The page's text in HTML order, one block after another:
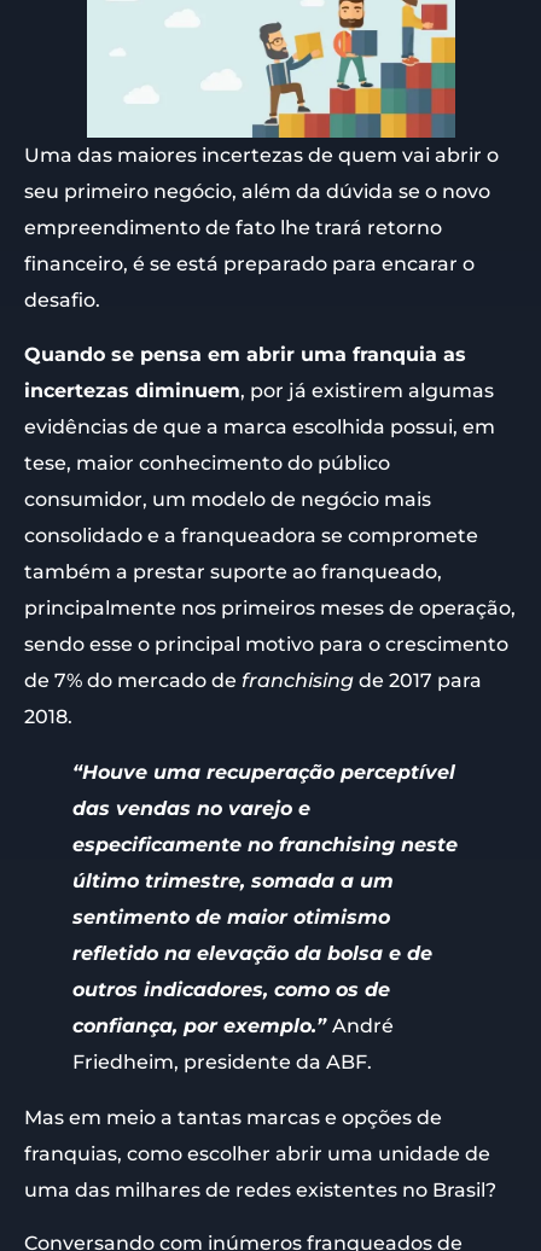
Uma das maiores incertezas de quem vai abrir o
seu primeiro negócio, além da dúvida se o novo
empreendimento de fato lhe trará retorno
financeiro, é se está preparado para encarar o
desafio.
Quando se pensa em abrir uma franquia as
incertezas diminuem, por já existirem algumas
evidências de que a marca escolhida possui, em
tese, maior conhecimento do público
consumidor, um modelo de negócio mais
consolidado e a franqueadora se compromete
também a prestar suporte ao franqueado,
principalmente nos primeiros meses de operação,
sendo esse o principal motivo para o crescimento
de 7% do mercado de franchising de 2017 para
2018.
“Houve uma recuperação perceptível
das vendas no varejo e
especificamente no franchising neste
último trimestre, somada a um
sentimento de maior otimismo
refletido na elevação da bolsa e de
outros indicadores, como os de
confiança, por exemplo.” André
Friedheim, presidente da ABF.
Mas em meio a tantas marcas e opções de
franquias, como escolher abrir uma unidade de
uma das milhares de redes existentes no Brasil?
Conversando com inúmeros franqueados de